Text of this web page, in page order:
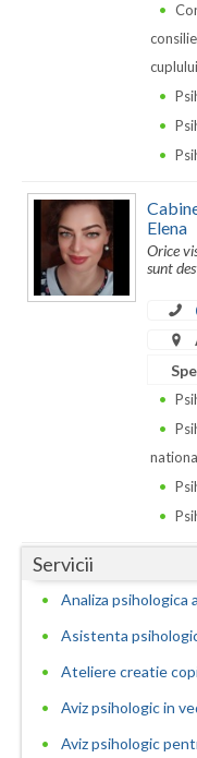
Mehedinti
Mures
Neamt
Suceava
Tulcea
Valcea
Elena
Orice
sunt
Servicii
Analiza psihologica
Asistenta
Ateliere creatie
Aviz psihologic in
Aviz psihologic